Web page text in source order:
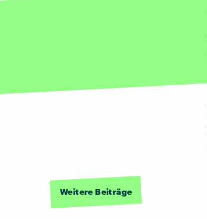
Weitere Beiträge